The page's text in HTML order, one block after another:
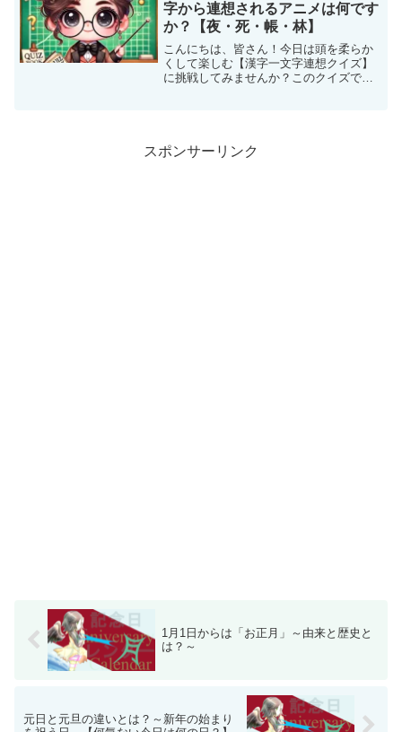
字から連想されるアニメは何です
か？【夜・死・帳・林】
こんにちは、皆さん！今日は頭を柔らか
くして楽しむ【漢字一文字連想クイズ】
に挑戦してみませんか？このクイズで
スポンサーリンク
1月1日からは「お正月」～由来と歴史と
は？～
元日と元旦の違いとは？～新年の始まり